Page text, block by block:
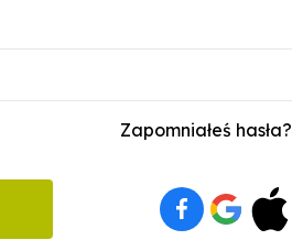
Zapomniałeś hasła?